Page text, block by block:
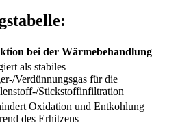
bei der Wärmebehandlung
als stabiles
Verdünnungsgas für die
Stickstoffinfiltration
Oxidation und Entkohlung
des Erhitzens